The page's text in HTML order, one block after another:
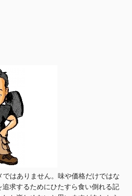
ではありません。味や価格だけではな
求するためにひたすら食い倒れる記